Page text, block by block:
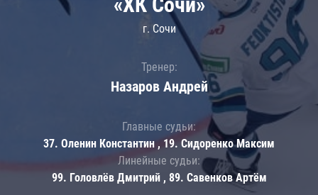
г. Сочи
Тренер:
Назаров Андрей
Главные судьи:
37. Оленин Константин , 19. Сидоренко Максим
Линейные судьи:
99. Головлёв Дмитрий , 89. Савенков Артём